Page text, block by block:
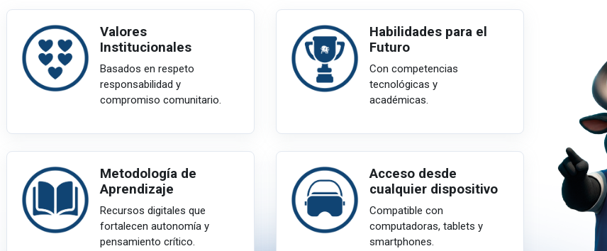
Valores
Institucionales
Basados en respeto
responsabilidad y
compromiso comunitario.
Habilidades para el
Futuro
Con competencias
tecnológicas y
académicas.
Metodología de
Aprendizaje
Recursos digitales que
fortalecen autonomía y
pensamiento crítico.
Acceso desde
cualquier dispositivo
Compatible con
computadoras, tablets y
smartphones.